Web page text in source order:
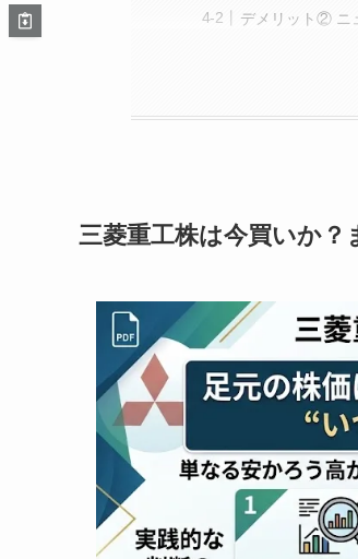
デメリット② ニ
三菱重工株は今買いか？